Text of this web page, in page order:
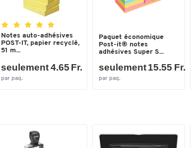
Notes auto-adhésives
POST-IT, papier recyclé,
51 m...
seulement 4.65 Fr.
par paq.
Paquet économique
Post-it® notes
adhésives Super S...
seulement 15.55 Fr.
par paq.